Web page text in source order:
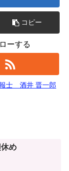
コピー
ーする
士 酒井 晋一郎
め